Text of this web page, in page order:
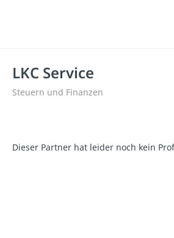
LKC Service
Steuern und Finanzen
Dieser Partner hat leider noch kein